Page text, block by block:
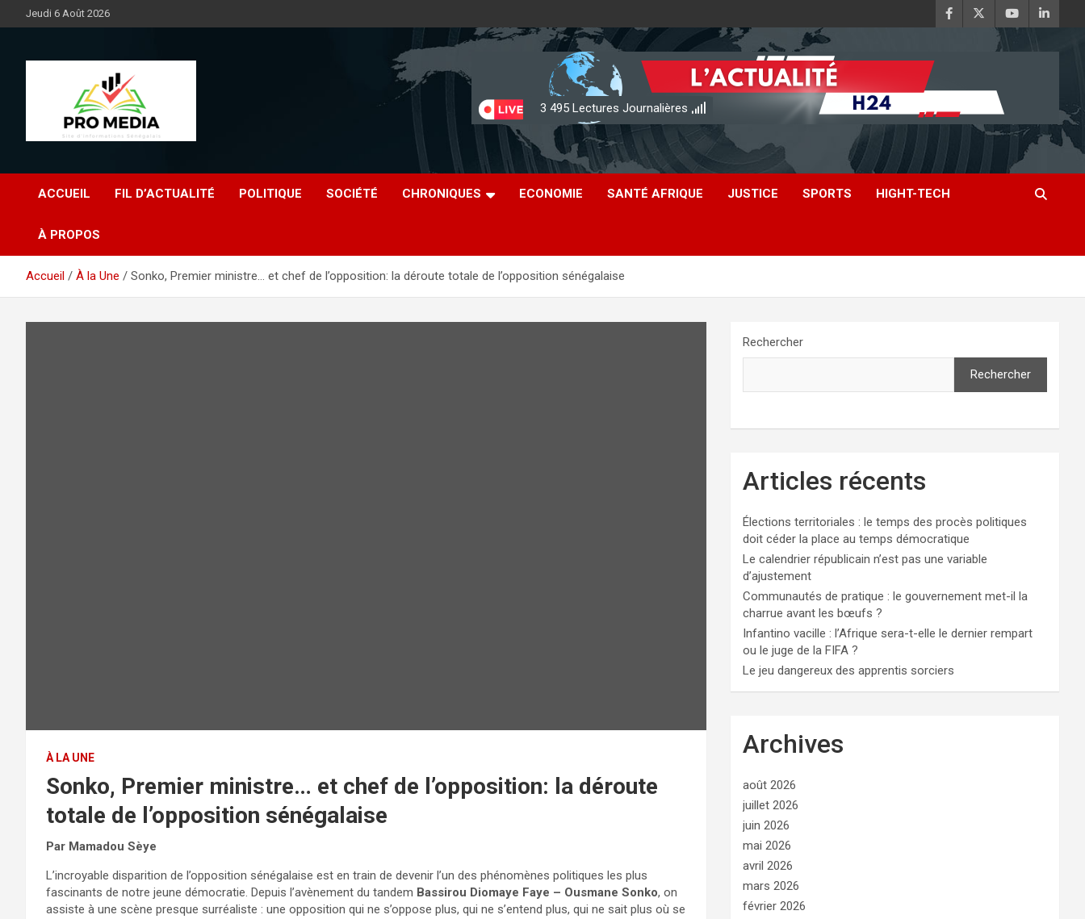
au
Jeudi 6 Août 2026
3 495Lectures Journalières
ACCUEIL FIL D’ACTUALITÉ POLITIQUE SOCIÉTÉ CHRONIQUES ECONOMIE SANTÉ AFRIQUE JUSTICE SPORTS HIGHT-TECH
À PROPOS
Accueil À la Une Sonko, Premier ministre… et chef de l’opposition: la déroute totale de l’opposition sénégalaise
À LA UNE
Sonko, Premier ministre… et chef de l’opposition: la déroute
totale de l’opposition sénégalaise
Par Mamadou Sèye
L’incroyable disparition de l’opposition sénégalaise est en train de devenir l’un des phénomènes politiques les plus
fascinants de notre jeune démocratie. Depuis l’avènement du tandem Bassirou Diomaye Faye – Ousmane Sonko, on
assiste à une scène presque surréaliste : une opposition qui ne s’oppose plus, qui ne s’entend plus, qui ne sait plus où se
Rechercher
Rechercher
Articles récents
Élections territoriales : le temps des procès politiques
doit céder la place au temps démocratique
Le calendrier républicain n’est pas une variable
d’ajustement
Communautés de pratique : le gouvernement met-il la
charrue avant les bœufs ?
Infantino vacille : l’Afrique sera-t-elle le dernier rempart
ou le juge de la FIFA ?
Le jeu dangereux des apprentis sorciers
Archives
août 2026
juillet 2026
juin 2026
mai 2026
avril 2026
mars 2026
février 2026